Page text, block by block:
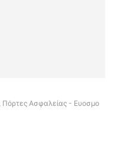
Πόρτες Ασφαλείας - Ευοσμο